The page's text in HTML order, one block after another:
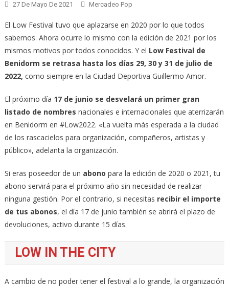
27 De Mayo De 2021 Mercadeo Pop
El Low Festival tuvo que aplazarse en 2020 por lo que todos
sabemos. Ahora ocurre lo mismo con la edición de 2021 por los
mismos motivos por todos conocidos. Y el Low Festival de
Benidorm se retrasa hasta los días 29, 30 y 31 de julio de
2022, como siempre en la Ciudad Deportiva Guillermo Amor.
El próximo día 17 de junio se desvelará un primer gran
listado de nombres nacionales e internacionales que aterrizarán
en Benidorm en #Low2022. «La vuelta más esperada a la ciudad
de los rascacielos para organización, compañeros, artistas y
público», adelanta la organización.
Si eras poseedor de un abono para la edición de 2020 o 2021, tu
abono servirá para el próximo año sin necesidad de realizar
ninguna gestión. Por el contrario, si necesitas recibir el importe
de tus abonos, el día 17 de junio también se abrirá el plazo de
devoluciones, activo durante 15 días.
LOW IN THE CITY
A cambio de no poder tener el festival a lo grande, la organización